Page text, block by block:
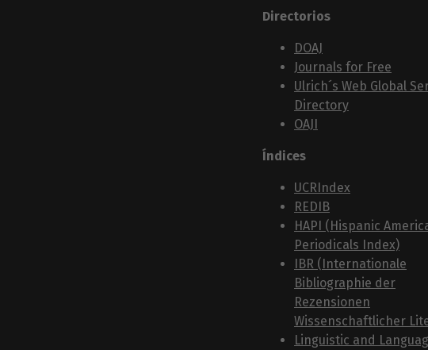
Directorios
DOAJ
Journals for Free
Ulrich´s Web Global
Directory
OAJI
Índices
UCRIndex
REDIB
HAPI (Hispanic
Periodicals Index)
IBR (Internationale
Bibliographie der
Rezensionen
Wissenschaftlicher
Linguistic and